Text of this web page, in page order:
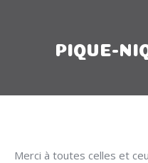
PIQUE-
Merci à toutes celles et